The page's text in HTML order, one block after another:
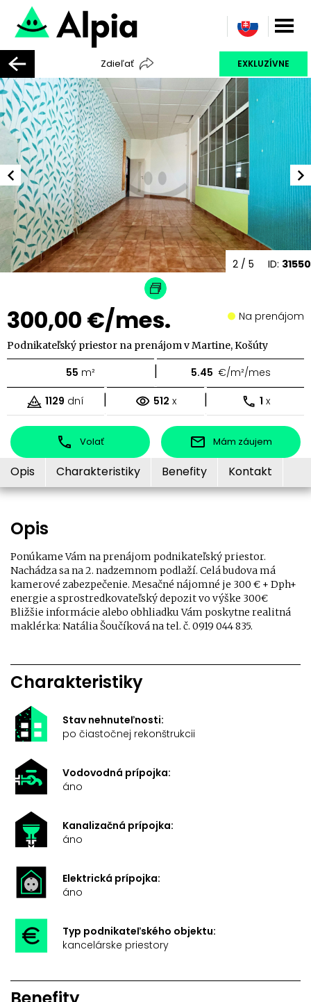
Zdieľať EXKLUZÍVNE
ID: 31550
2 / 5
300,00 €/mes. Na prenájom
Podnikateľský priestor na prenájom v Martine, Košúty
55 m² | 5.45 €/m²/mes
1129 dní | 512 x | 1 x
Volať Mám záujem
Opis Charakteristiky Benefity Kontakt
Opis
Ponúkame Vám na prenájom podnikateľský priestor.
Nachádza sa na 2. nadzemnom podlaží. Celá budova má
kamerové zabezpečenie. Mesačné nájomné je 300 € + Dph+
energie a sprostredkovateľský depozit vo výške 300€
Bližšie informácie alebo obhliadku Vám poskytne realitná
maklérka: Natália Šoučíková na tel. č. 0919 044 835.
Charakteristiky
Stav nehnuteľnosti:
po čiastočnej rekonštrukcii
Vodovodná prípojka:
áno
Kanalizačná prípojka:
áno
Elektrická prípojka:
áno
Typ podnikateľského objektu:
kancelárske priestory